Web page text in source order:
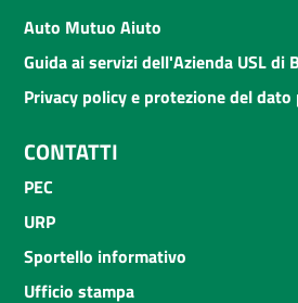
Auto Mutuo Aiuto
Guida ai servizi dell'Azienda USL di
Privacy policy e protezione del dato
CONTATTI
PEC
URP
Sportello informativo
Ufficio stampa